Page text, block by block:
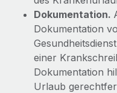
Mehr erfahren
Dokumentation.
Dokumentation
einer
Dokumentation
Urlaub